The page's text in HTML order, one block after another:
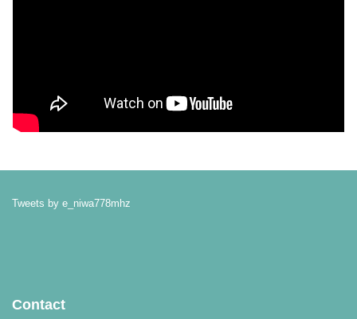
Tweets by e_niwa778mhz
Contact